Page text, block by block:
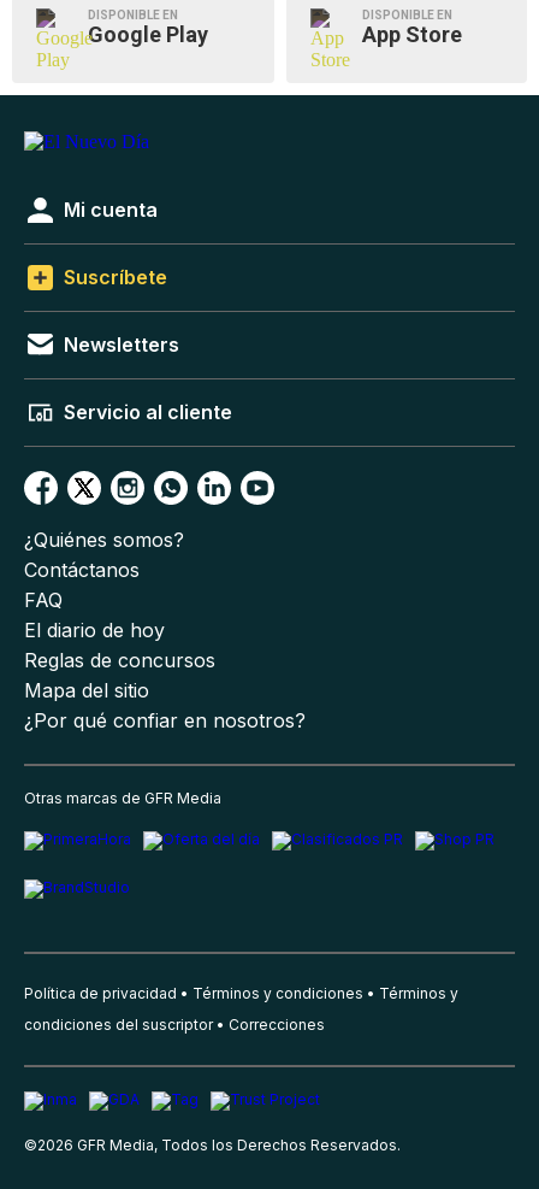
DISPONIBLE EN
Google Play
DISPONIBLE EN
App Store
Mi cuenta
Suscríbete
Newsletters
Servicio al cliente
¿Quiénes somos?
Contáctanos
FAQ
El diario de hoy
Reglas de concursos
Mapa del sitio
¿Por qué confiar en nosotros?
Otras marcas de GFR Media
Política de privacidad Términos y condiciones
Términos y
condiciones del suscriptor
Correcciones
©2026 GFR Media, Todos los Derechos Reservados.